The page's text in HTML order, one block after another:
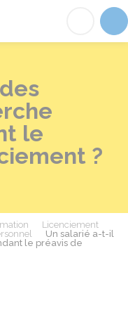
Fréville-du-
le
?
Licenciement
Un salarié a-t-il
le préavis de